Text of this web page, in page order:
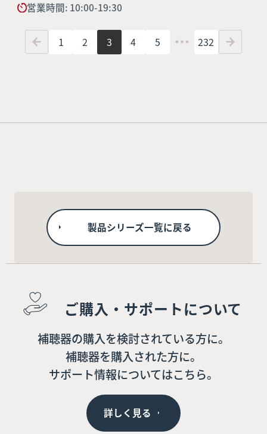
営業時間: 10:00-19:30
1 2 3 4 5 232
製品シリーズ一覧に戻る
ご購入・サポートについて
補聴器の購入を検討されている方に。
補聴器を購入された方に。
サポート情報についてはこちら。
詳しく見る